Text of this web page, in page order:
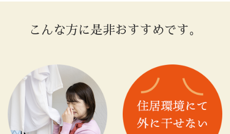
こんな方に是非おすすめです。